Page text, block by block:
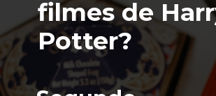
filmes de
Potter?